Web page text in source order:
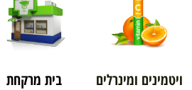
ויטמינים ומינרלים בית מרקחת